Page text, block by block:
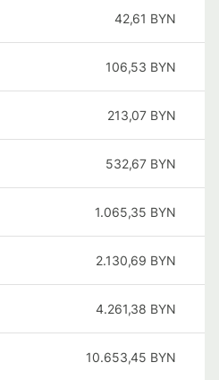
42,61 BYN
106,53 BYN
213,07 BYN
532,67 BYN
1.065,35 BYN
2.130,69 BYN
4.261,38 BYN
10.653,45 BYN